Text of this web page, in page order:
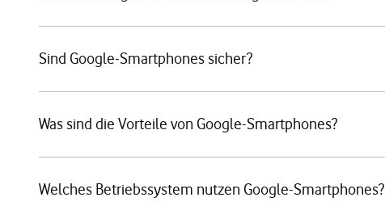
Sind Google-Smartphones sicher?
Was sind die Vorteile von Google-Smartphones?
Welches Betriebssystem nutzen Google-Smartphones?